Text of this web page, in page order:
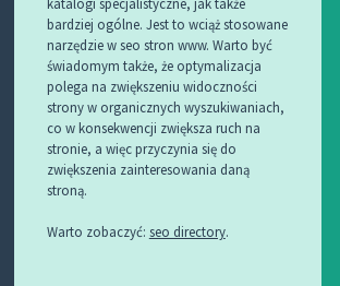
bardziej ogólne. Jest to wciąż stosowane
narzędzie w seo stron www. Warto być
świadomym także, że optymalizacja
polega na zwiększeniu widoczności
strony w organicznych wyszukiwaniach,
co w konsekwencji zwiększa ruch na
stronie, a więc przyczynia się do
zwiększenia zainteresowania daną
stroną.
Warto zobaczyć: seo directory.